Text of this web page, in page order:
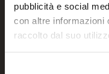
pubblicità e social
con altre informazioni
raccolto dal suo
Please login to add this